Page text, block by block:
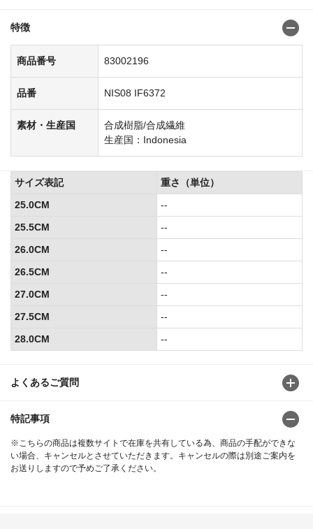
特徴
商品番号 83002196
品番 NIS08 IF6372
素材・生産国
合成樹脂/合成繊維
生産国：Indonesia
よくあるご質問
特記事項
※こちらの商品は複数サイトで在庫を共有している為、商品の手配ができな
い場合、キャンセルとさせていただきます。キャンセルの際は別途ご案内を
お送りしますので予めご了承ください。
サイズ表記
重さ（単位）
25.0CM
--
25.5CM
--
26.0CM
--
26.5CM
--
27.0CM
--
27.5CM
--
28.0CM
--